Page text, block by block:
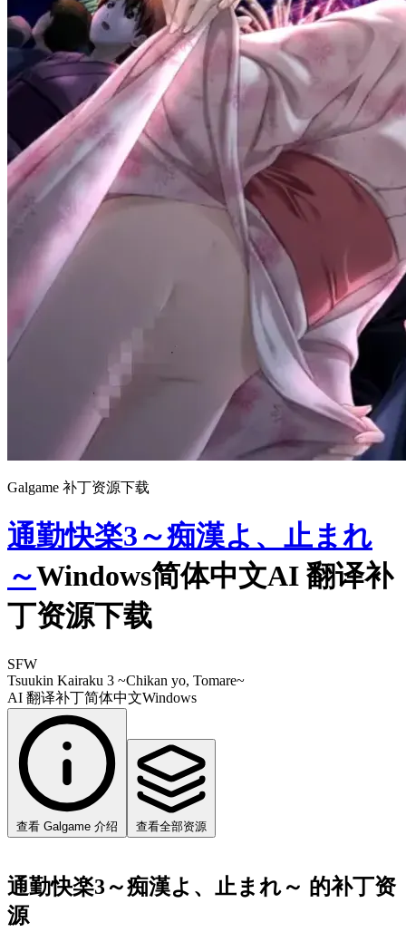
Galgame 补丁资源下载
通勤快楽3～痴漢よ、止まれ
～Windows简体中文AI 翻译补
丁资源下载
SFW
Tsuukin Kairaku 3 ~Chikan yo, Tomare~
AI 翻译补丁简体中文Windows
查看 Galgame 介绍 查看全部资源
通勤快楽3～痴漢よ、止まれ～ 的补丁资
源